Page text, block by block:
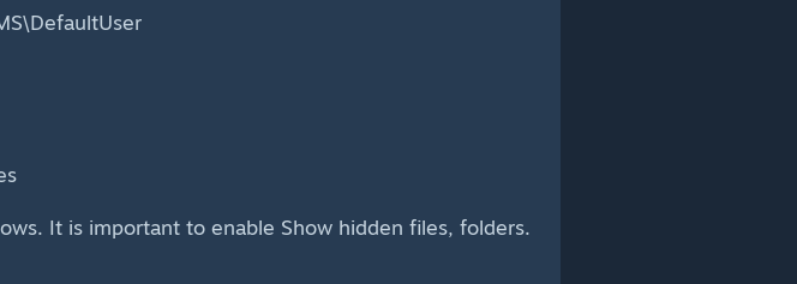
It is important to enable Show hidden files, folders.